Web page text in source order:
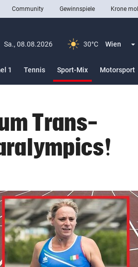
closeSchließen
Community Gewinnspiele Krone
Menü aufklappen
Sa., 08.08.2026 30°C Wien
1 Tennis Sport-Mix
Motorsport
Trans-